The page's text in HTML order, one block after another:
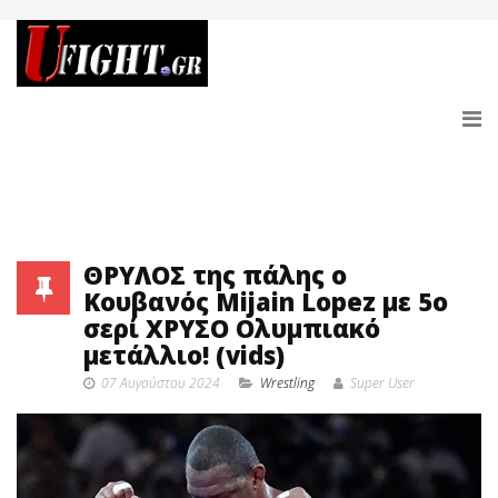
ΘΡΥΛΟΣ της πάλης ο
Κουβανός Mijain Lopez με 5ο
σερί ΧΡΥΣΟ Ολυμπιακό
μετάλλιο! (vids)
07 Αυγούστου 2024 Wrestling Super User